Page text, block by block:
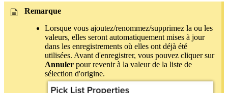
Remarque
Lorsque vous ajoutez/renommez/supprimez la ou les
valeurs, elles seront automatiquement mises à jour
dans les enregistrements où elles ont déjà été
utilisées. Avant d'enregistrer, vous pouvez cliquer sur
Annuler pour revenir à la valeur de la liste de
sélection d'origine.